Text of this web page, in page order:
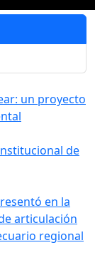
un proyecto
de
en la
articulación
regional